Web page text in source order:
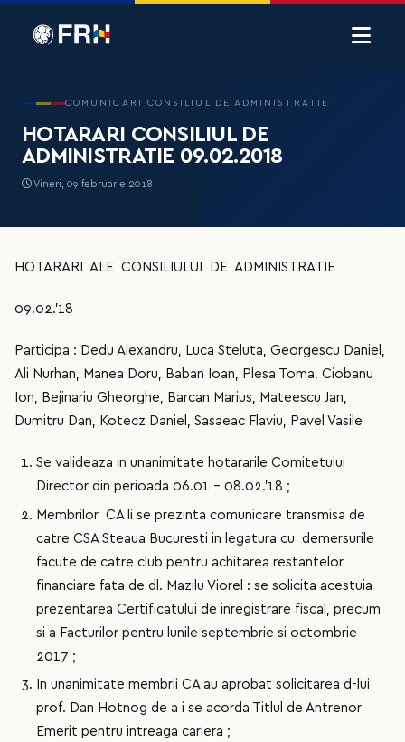
COMUNICARI CONSILIUL DE ADMINISTRATIE
HOTARARI CONSILIUL DE
ADMINISTRATIE 09.02.2018
Vineri, 09 februarie 2018
HOTARARI ALE CONSILIULUI DE ADMINISTRATIE
09.02.’18
Participa : Dedu Alexandru, Luca Steluta, Georgescu Daniel,
Ali Nurhan, Manea Doru, Baban Ioan, Plesa Toma, Ciobanu
Ion, Bejinariu Gheorghe, Barcan Marius, Mateescu Jan,
Dumitru Dan, Kotecz Daniel, Sasaeac Flaviu, Pavel Vasile
Se valideaza in unanimitate hotararile Comitetului
Director din perioada 06.01 – 08.02.’18 ;
Membrilor CA li se prezinta comunicare transmisa de
catre CSA Steaua Bucuresti in legatura cu demersurile
facute de catre club pentru achitarea restantelor
financiare fata de dl. Mazilu Viorel : se solicita acestuia
prezentarea Certificatului de inregistrare fiscal, precum
si a Facturilor pentru lunile septembrie si octombrie
2017 ;
In unanimitate membrii CA au aprobat solicitarea d-lui
prof. Dan Hotnog de a i se acorda Titlul de Antrenor
Emerit pentru intreaga cariera ;